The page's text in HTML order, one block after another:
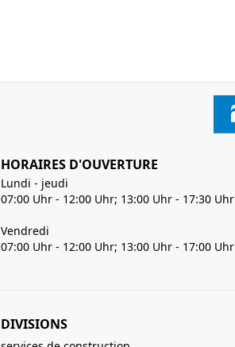
HORAIRES D'OUVERTURE
Lundi - jeudi
07:00 Uhr - 12:00 Uhr; 13:00 Uhr - 17:30 Uhr
Vendredi
07:00 Uhr - 12:00 Uhr; 13:00 Uhr - 17:00 Uhr
DIVISIONS